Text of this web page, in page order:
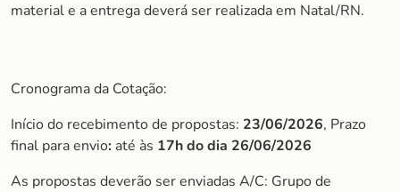
material e a entrega deverá ser realizada em Natal/RN.
Cronograma da Cotação:
Início do recebimento de propostas: 23/06/2026, Prazo
final para envio: até às 17h do dia 26/06/2026
As propostas deverão ser enviadas A/C: Grupo de